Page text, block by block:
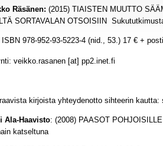
Räsänen: (2015) TIAISTEN MUUTTO
SORTAVALAN OTSOISIIN
ISBN 978-952-93-5223-4 (nid., 53.) 17 € +
veikko.rasanen [at] pp2.inet.fi
kirjoista yhteydenotto sihteerin kautta:
Ala-Haavisto: (2008) PAASOT
katseltuna